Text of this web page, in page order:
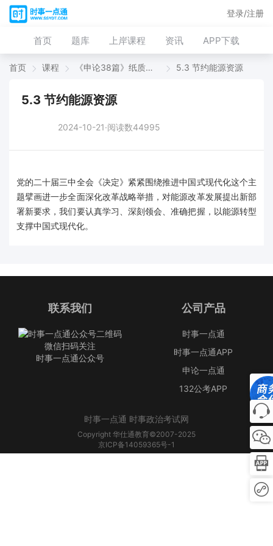
首页 题库 上岸课程 资讯 APP下载
登录/注册
首页 课程 《申论38篇》纸质版（2026版） 5.3 节约能源资源
5.3 节约能源资源
2024-10-21·阅读数44995
党的二十届三中全会《决定》紧紧围绕推进中国式现代化这个主
题擘画进一步全面深化改革战略举措，对能源改革发展提出新部
署新要求，我们要认真学习、深刻领会、准确把握，以能源转型
支撑中国式现代化。
联系我们
微信扫码关注
时事一点通公众号
公司产品
时事一点通
时事一点通APP
申论一点通
132公考APP
时事一点通 时事政治考试网
Copyright 华仕通教育©2007-2025
京ICP备14059365号-1